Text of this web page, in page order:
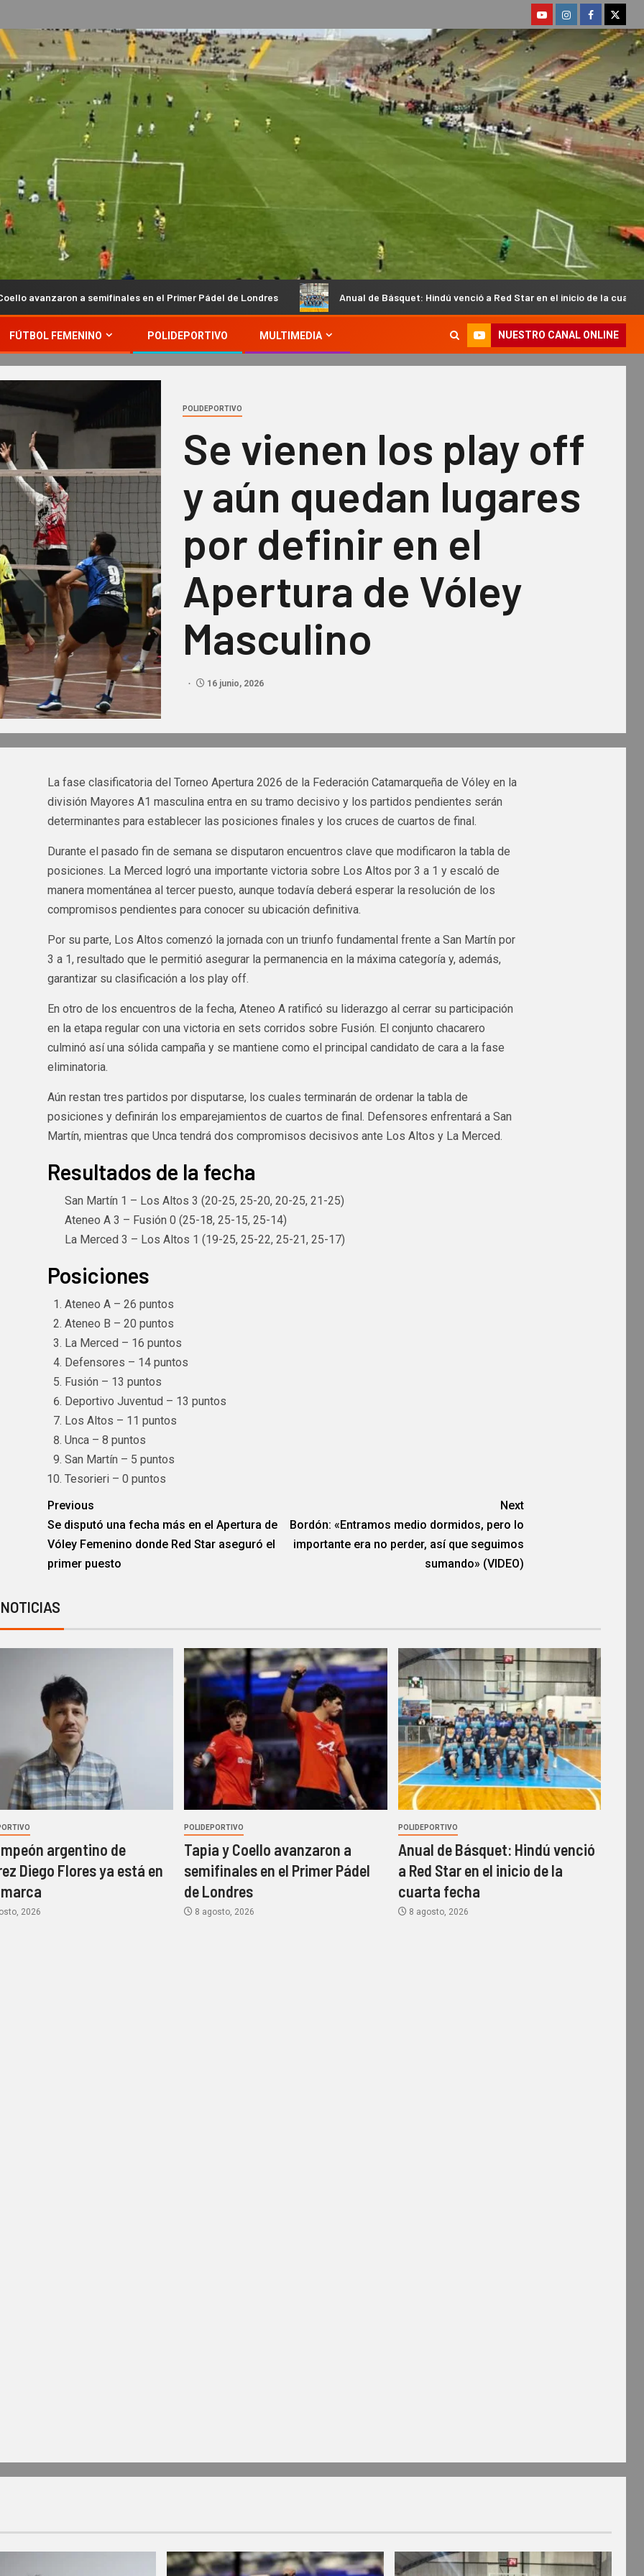
semifinales en el Primer Pádel de Londres Anual de Básquet: Hindú venció a Red Star en el inicio de la cuarta fecha
FÚTBOL FEMENINO POLIDEPORTIVO MULTIMEDIA NUESTRO CANAL ONLINE
POLIDEPORTIVO
Se vienen los play off
y aún quedan lugares
por definir en el
Apertura de Vóley
Masculino
16 junio, 2026
La fase clasificatoria del Torneo Apertura 2026 de la Federación Catamarqueña de Vóley en la
división Mayores A1 masculina entra en su tramo decisivo y los partidos pendientes serán
determinantes para establecer las posiciones finales y los cruces de cuartos de final.
Durante el pasado fin de semana se disputaron encuentros clave que modificaron la tabla de
posiciones. La Merced logró una importante victoria sobre Los Altos por 3 a 1 y escaló de
manera momentánea al tercer puesto, aunque todavía deberá esperar la resolución de los
compromisos pendientes para conocer su ubicación definitiva.
Por su parte, Los Altos comenzó la jornada con un triunfo fundamental frente a San Martín por
3 a 1, resultado que le permitió asegurar la permanencia en la máxima categoría y, además,
garantizar su clasificación a los play off.
En otro de los encuentros de la fecha, Ateneo A ratificó su liderazgo al cerrar su participación
en la etapa regular con una victoria en sets corridos sobre Fusión. El conjunto chacarero
culminó así una sólida campaña y se mantiene como el principal candidato de cara a la fase
eliminatoria.
Aún restan tres partidos por disputarse, los cuales terminarán de ordenar la tabla de
posiciones y definirán los emparejamientos de cuartos de final. Defensores enfrentará a San
Martín, mientras que Unca tendrá dos compromisos decisivos ante Los Altos y La Merced.
Resultados de la fecha
San Martín 1 – Los Altos 3 (20-25, 25-20, 20-25, 21-25)
Ateneo A 3 – Fusión 0 (25-18, 25-15, 25-14)
La Merced 3 – Los Altos 1 (19-25, 25-22, 25-21, 25-17)
Posiciones
Ateneo A – 26 puntos
Ateneo B – 20 puntos
La Merced – 16 puntos
Defensores – 14 puntos
Fusión – 13 puntos
Deportivo Juventud – 13 puntos
Los Altos – 11 puntos
Unca – 8 puntos
San Martín – 5 puntos
Tesorieri – 0 puntos
Previous
Se disputó una fecha más en el Apertura de
Vóley Femenino donde Red Star aseguró el
primer puesto
Next
Bordón: «Entramos medio dormidos, pero lo
importante era no perder, así que seguimos
sumando» (VIDEO)
argentino de
Diego Flores ya está en
2026
POLIDEPORTIVO
Tapia y Coello avanzaron a
semifinales en el Primer Pádel
de Londres
8 agosto, 2026
POLIDEPORTIVO
Anual de Básquet: Hindú venció
a Red Star en el inicio de la
cuarta fecha
8 agosto, 2026